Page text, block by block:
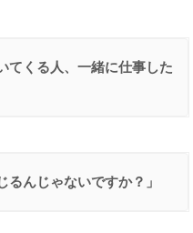
てくる人、一緒に仕事した
るんじゃないですか？」